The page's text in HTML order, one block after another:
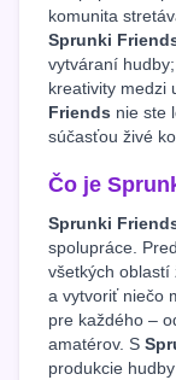
komunita
Sprunki
vytváraní
kreativity medzi
Friends nie ste
súčasťou živé
Čo je
Sprunki
spolupráce.
všetkých
a vytvoriť niečo
pre každého –
amatérov. S
produkcie